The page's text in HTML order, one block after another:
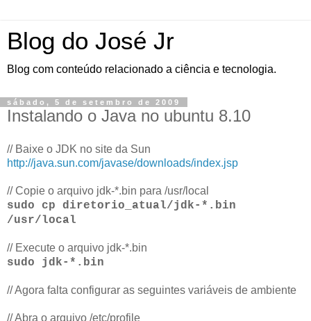
Blog do José Jr
Blog com conteúdo relacionado a ciência e tecnologia.
sábado, 5 de setembro de 2009
Instalando o Java no ubuntu 8.10
// Baixe o JDK no site da Sun
http://java.sun.com/javase/downloads/index.jsp
// Copie o arquivo jdk-*.bin para /usr/local
sudo cp diretorio_atual/jdk-*.bin
/usr/local
// Execute o arquivo jdk-*.bin
sudo jdk-*.bin
// Agora falta configurar as seguintes variáveis de ambiente
// Abra o arquivo /etc/profile